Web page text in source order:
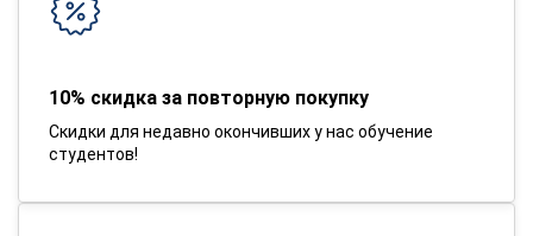
10% скидка за повторную покупку
Скидки для недавно окончивших у нас обучение
студентов!